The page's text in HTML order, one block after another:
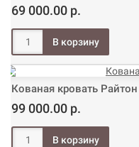
69 000.00 р.
Кованая кровать Райтон
99 000.00 р.